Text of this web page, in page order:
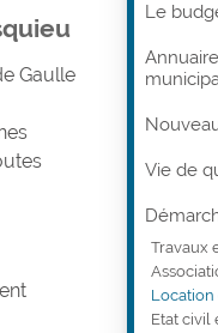
Gaulle
Le
Vie de
Travaux
Location
Etat civil